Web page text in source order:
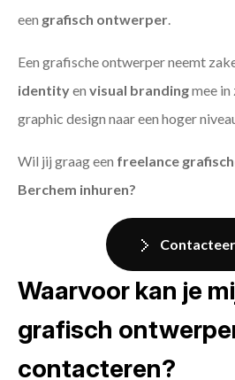
een grafisch ontwerper
Een grafische ontwerper neemt
identityen visual brandingmee
graphic design naar een hoger
Wil jij graag een freelance
Berchem inhuren?
Waarvoor kan je
grafisch
contacteren?